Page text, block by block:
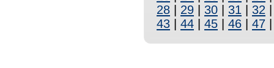
28
29 30 31 32
43
44 45 46 47